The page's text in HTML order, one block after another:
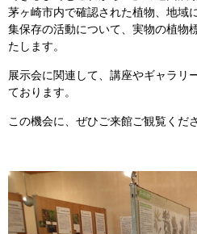
茅ヶ崎市内で確認された植物、地域
集保存の活動について、実物の植物
たします。
展示会に関連して、講座やギャラリ
ております。
この機会に、ぜひご来館ご観覧くだ